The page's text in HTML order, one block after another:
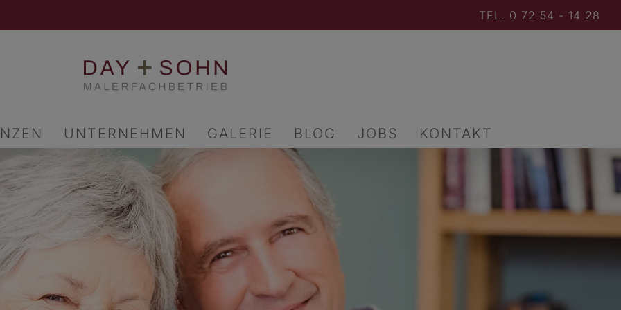
TEL. 0 72 54 - 14 28
UNTERNEHMEN GALERIE BLOG JOBS KONTAKT